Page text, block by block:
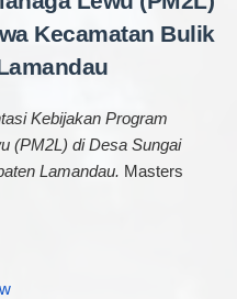
Kecamatan Bulik
Kebijakan Program
(PM2L) di Desa Sungai
Lamandau. Masters